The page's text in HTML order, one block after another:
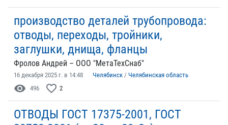
производство деталей трубопровода:
отводы, переходы, тройники,
заглушки, днища, фланцы
Фролов Андрей – ООО "МетаТехСнаб"
16 декабря 2025 г. в 14:48 Челябинск / Челябинская область
visibility 496 favorite_border 2
ОТВОДЫ ГОСТ 17375-2001, ГОСТ